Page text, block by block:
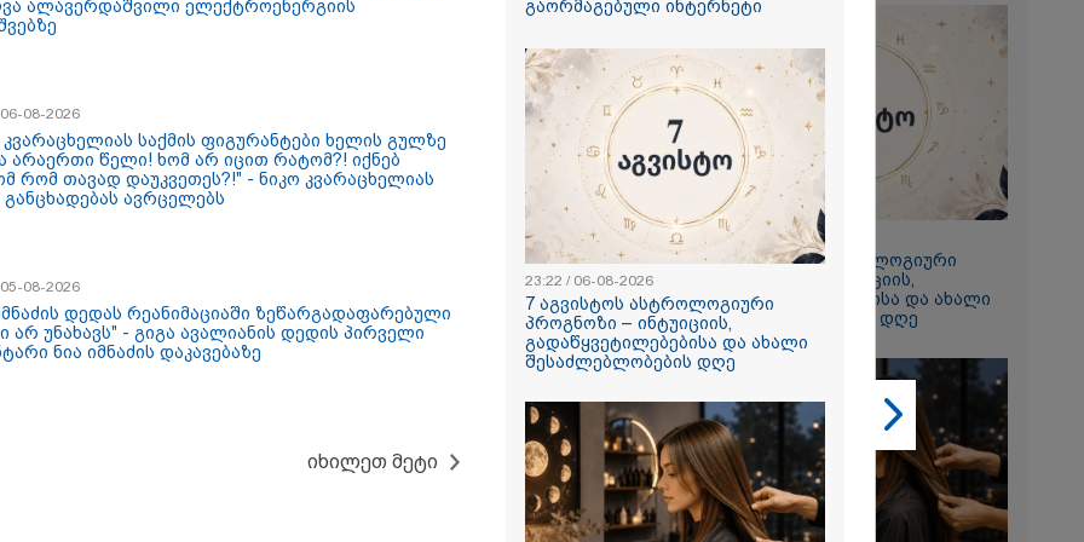
ღრმად
რუსეთის
09:00 / 07-08-2026
18 წელი აგვისტოს
ომიდან - ტრაგიკული
მოვლენების
ქრონოლოგია, რომელიც
შესაძლოა, აღარ
ყალბი
იქმნება
მედიაში,
ადამიანები,
16:14 / 06-08-2026
"დღეს ვიმგზავრეთ
მატარებლით, რომელიც
ახალი სიჩქარით
მოძრაობს, მანამდე
დრო იყო 5,5 საათი და
ახლა არის 4 საათამდე
შემცირებული" - ირაკლი
კობახიძე
კატეგორიის ყველა სიახლე
23:22 / 06-08-2026
7 აგვისტოს ასტროლოგიური
პროგნოზი – ინტუიციის,
გადაწყვეტილებებისა და ახალი
შესაძლებლობების დღე
ალავერდაშვილი ელექტროენერგიის
08-2026
კვარაცხელიას საქმის ფიგურანტები ხელის გულზე
არაერთი წელი! ხომ არ იცით რატომ?! იქნებ
რომ თავად დაუკვეთეს?!" - ნიკო კვარაცხელიას
ავრცელებს
08-2026
დედას რეანიმაციაში ზეწარგადაფარებული
არ უნახავს" - გიგა ავალიანის დედის პირველი
ნია იმნაძის დაკავებაზე
იხილეთ მეტი
გაორმაგებული ინტერნეტი
23:22 / 06-08-2026
7 აგვისტოს ასტროლოგიური
პროგნოზი – ინტუიციის,
გადაწყვეტილებებისა და ახალი
შესაძლებლობების დღე